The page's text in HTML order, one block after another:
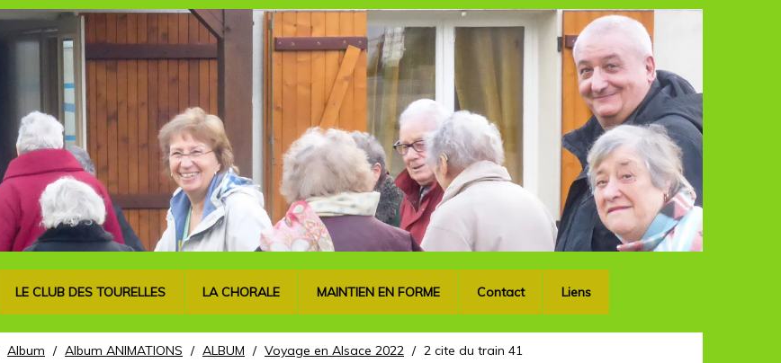
LE CLUB DES TOURELLES LA CHORALE MAINTIEN EN FORME Contact Liens
Album / Album ANIMATIONS / ALBUM / Voyage en Alsace 2022 / 2 cite du train 41